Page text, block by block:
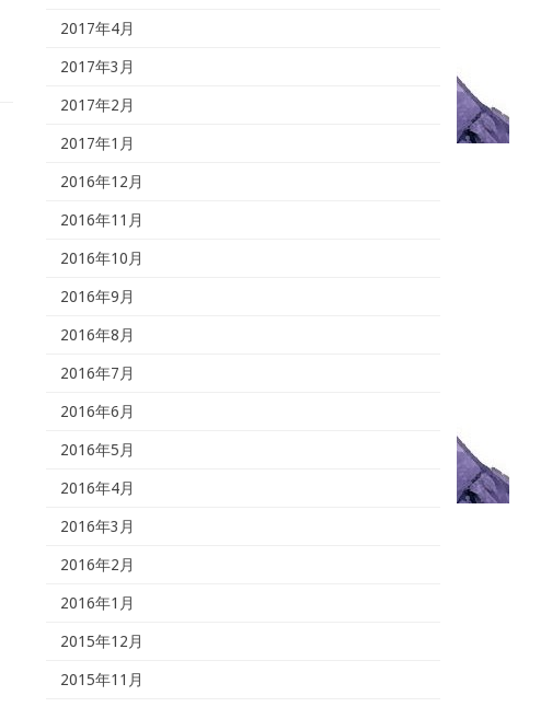
2017年4月
2017年3月
2017年2月
2017年1月
2016年12月
2016年11月
2016年10月
2016年9月
2016年8月
2016年7月
2016年6月
2016年5月
2016年4月
2016年3月
2016年2月
2016年1月
2015年12月
2015年11月